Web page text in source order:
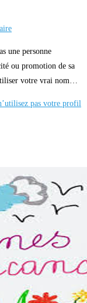
une personne
ou promotion de sa
votre vrai nom…
pas votre profil